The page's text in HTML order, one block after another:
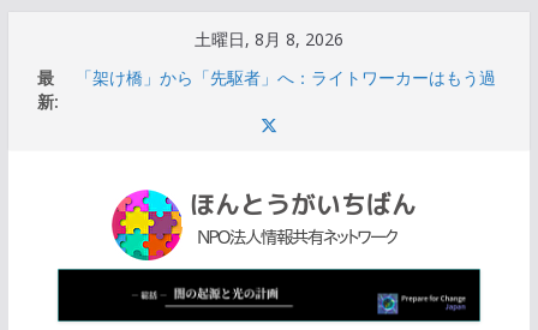
土曜日, 8月 8, 2026
最
新:
「架け橋」から「先駆者」へ：ライトワーカーはもう過
サウジアラビアの崩壊に伴い、機能不全に陥った西側諸
のコントロール」米政府の思惑と世論誘導
【熊本地震】気象庁「1週間程度、震度5強以上注意」本
震移行に観測された地震は合計536回
【熊本地震】高市首相の訪問は、体育館ではなくエアコ
ンが効いて全員に段ボールベッドがあてがわれている教
室だった